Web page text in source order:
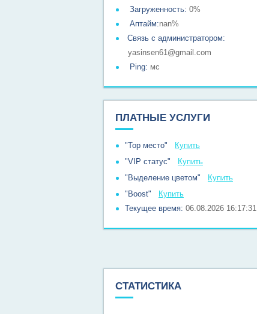
Загруженность: 0%
Аптайм:nan%
Связь с администратором:
yasinsen61@gmail.com
Ping: мс
ПЛАТНЫЕ УСЛУГИ
"Top место"
Купить
"VIP статус"
Купить
"Выделение цветом"
Купить
"Boost"
Купить
Текущее время: 06.08.2026 16:17:31
СТАТИСТИКА